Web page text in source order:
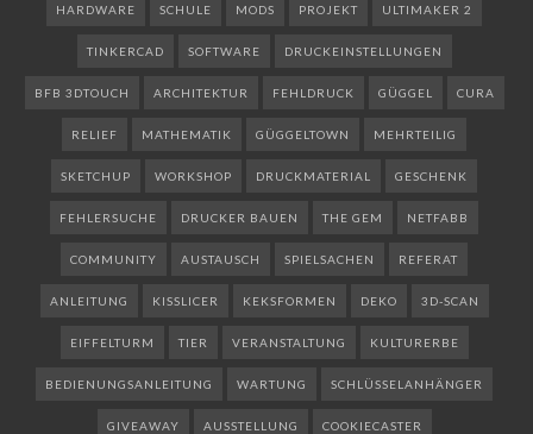
HARDWARE SCHULE MODS PROJEKT ULTIMAKER 2
TINKERCAD SOFTWARE DRUCKEINSTELLUNGEN
BFB 3DTOUCH ARCHITEKTUR FEHLDRUCK GÜGGEL CURA
RELIEF MATHEMATIK GÜGGELTOWN MEHRTEILIG
SKETCHUP WORKSHOP DRUCKMATERIAL GESCHENK
FEHLERSUCHE DRUCKER BAUEN THE GEM NETFABB
COMMUNITY AUSTAUSCH SPIELSACHEN REFERAT
ANLEITUNG KISSLICER KEKSFORMEN DEKO 3D-SCAN
EIFFELTURM TIER VERANSTALTUNG KULTURERBE
BEDIENUNGSANLEITUNG WARTUNG SCHLÜSSELANHÄNGER
GIVEAWAY AUSSTELLUNG COOKIECASTER